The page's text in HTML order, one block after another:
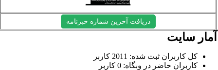
دریافت آخرین شماره خبرنامه
سایت
کل کاربران ثبت شده: 2011 کاربر
کاربران حاضر در وبگاه: 0 کاربر